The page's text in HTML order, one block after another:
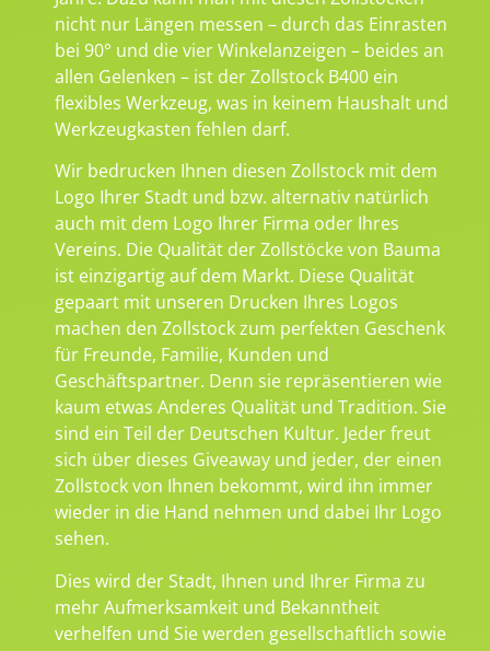
nicht nur Längen messen – durch das Einrasten
bei 90° und die vier Winkelanzeigen – beides an
allen Gelenken – ist der Zollstock B400 ein
flexibles Werkzeug, was in keinem Haushalt und
Werkzeugkasten fehlen darf.
Wir bedrucken Ihnen diesen Zollstock mit dem
Logo Ihrer Stadt und bzw. alternativ natürlich
auch mit dem Logo Ihrer Firma oder Ihres
Vereins. Die Qualität der Zollstöcke von Bauma
ist einzigartig auf dem Markt. Diese Qualität
gepaart mit unseren Drucken Ihres Logos
machen den Zollstock zum perfekten Geschenk
für Freunde, Familie, Kunden und
Geschäftspartner. Denn sie repräsentieren wie
kaum etwas Anderes Qualität und Tradition. Sie
sind ein Teil der Deutschen Kultur. Jeder freut
sich über dieses Giveaway und jeder, der einen
Zollstock von Ihnen bekommt, wird ihn immer
wieder in die Hand nehmen und dabei Ihr Logo
sehen.
Dies wird der Stadt, Ihnen und Ihrer Firma zu
mehr Aufmerksamkeit und Bekanntheit
verhelfen und Sie werden gesellschaftlich sowie